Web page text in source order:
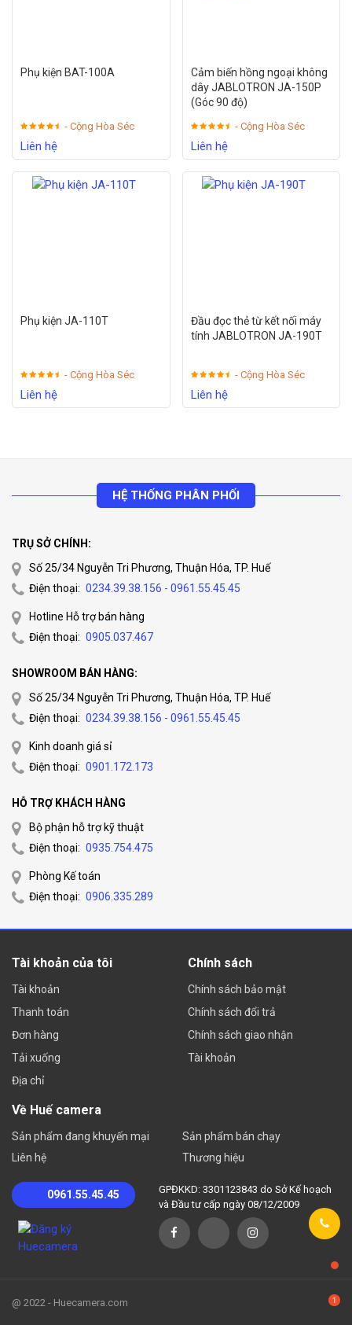
Phụ kiện BAT-100A
- Cộng Hòa Séc
Liên hệ
Cảm biến hồng ngoại không
dây JABLOTRON JA-150P
(Góc 90 độ)
- Cộng Hòa Séc
Liên hệ
Phụ kiện JA-110T
- Cộng Hòa Séc
Liên hệ
Đầu đọc thẻ từ kết nối máy
tính JABLOTRON JA-190T
- Cộng Hòa Séc
Liên hệ
HỆ THỐNG PHÂN PHỐI
TRỤ SỞ CHÍNH:
Số 25/34 Nguyễn Tri Phương, Thuận Hóa, TP. Huế
Điện thoại: 0234.39.38.156 - 0961.55.45.45
Hotline Hỗ trợ bán hàng
Điện thoại: 0905.037.467
SHOWROOM BÁN HÀNG:
Số 25/34 Nguyễn Tri Phương, Thuận Hóa, TP. Huế
Điện thoại: 0234.39.38.156 - 0961.55.45.45
Kinh doanh giá sỉ
Điện thoại: 0901.172.173
HỖ TRỢ KHÁCH HÀNG
Bộ phận hỗ trợ kỹ thuật
Điện thoại: 0935.754.475
Phòng Kế toán
Điện thoại: 0906.335.289
Tài khoản của tôi
Tài khoản
Thanh toán
Đơn hàng
Tải xuống
Địa chỉ
Chính sách
Chính sách bảo mật
Chính sách đổi trả
Chính sách giao nhận
Tài khoản
Về Huế camera
Sản phẩm đang khuyến mại
Liên hệ
Sản phẩm bán chạy
Thương hiệu
0961.55.45.45
GPĐKKD: 3301123843 do Sở Kế hoạch
và Đầu tư cấp ngày 08/12/2009
@ 2022 - Huecamera.com